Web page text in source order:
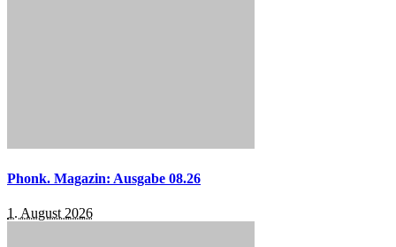
Phonk. Magazin: Ausgabe 08.26
1. August 2026